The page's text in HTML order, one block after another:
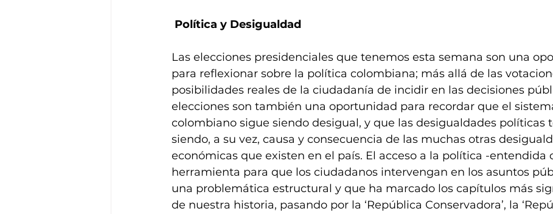
Política y Desigualdad
Las elecciones presidenciales que tenemos esta semana son una
para reflexionar sobre la política colombiana; más allá de las
posibilidades reales de la ciudadanía de incidir en las decisiones
elecciones son también una oportunidad para recordar que el
colombiano sigue siendo desigual, y que las desigualdades políticas
siendo, a su vez, causa y consecuencia de las muchas otras
económicas que existen en el país. El acceso a la política -entendida
herramienta para que los ciudadanos intervengan en los asuntos
una problemática estructural y que ha marcado los capítulos más
de nuestra historia, pasando por la ‘República Conservadora’, la